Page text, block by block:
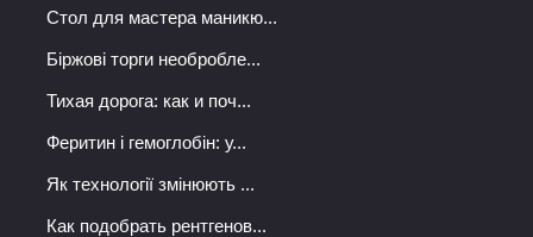
Стол для мастера маникю...
Біржові торги необробле...
Тихая дорога: как и поч...
Феритин і гемоглобін: у...
Як технології змінюють ...
Как подобрать рентгенов...